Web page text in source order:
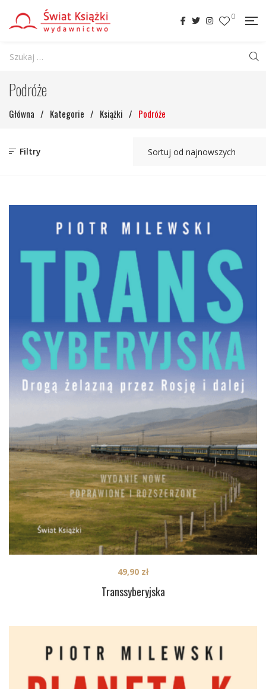
0
Podróże
Główna / Kategorie / Książki / Podróże
Filtry
Transsyberyjska
49,90 zł